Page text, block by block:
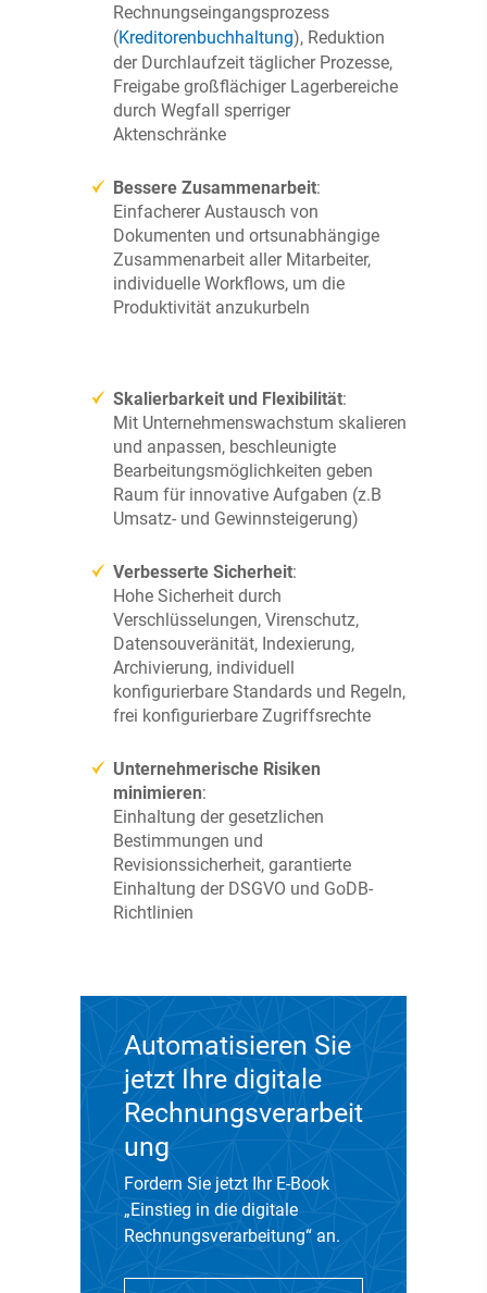
Rechnungseingangsprozess
(Kreditorenbuchhaltung), Reduktion
der Durchlaufzeit täglicher Prozesse,
Freigabe großflächiger Lagerbereiche
durch Wegfall sperriger
Aktenschränke
Bessere Zusammenarbeit:
Einfacherer Austausch von
Dokumenten und ortsunabhängige
Zusammenarbeit aller Mitarbeiter,
individuelle Workflows, um die
Produktivität anzukurbeln
Skalierbarkeit und Flexibilität:
Mit Unternehmenswachstum skalieren
und anpassen, beschleunigte
Bearbeitungsmöglichkeiten geben
Raum für innovative Aufgaben (z.B
Umsatz- und Gewinnsteigerung)
Verbesserte Sicherheit:
Hohe Sicherheit durch
Verschlüsselungen, Virenschutz,
Datensouveränität, Indexierung,
Archivierung, individuell
konfigurierbare Standards und Regeln,
frei konfigurierbare Zugriffsrechte
Unternehmerische Risiken
minimieren:
Einhaltung der gesetzlichen
Bestimmungen und
Revisionssicherheit, garantierte
Einhaltung der DSGVO und GoDB-
Richtlinien
Automatisieren Sie
jetzt Ihre digitale
Rechnungsverarbeit
ung
Fordern Sie jetzt Ihr E-Book
„Einstieg in die digitale
Rechnungsverarbeitung“ an.